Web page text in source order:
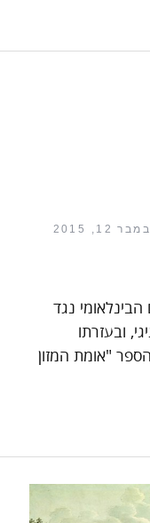
12, 2015
הבינלאומי נגד
ובעזרתו
"אומת המזון